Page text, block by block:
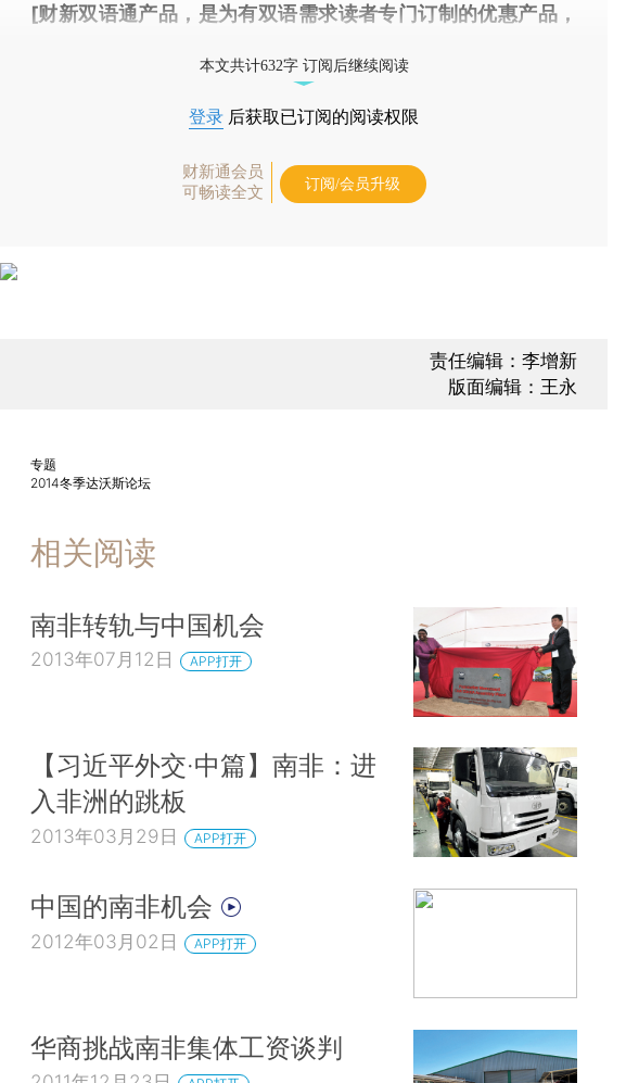
[财新双语通产品，是为有双语需求读者专门订制的优惠产品，
本文共计632字 订阅后继续阅读
登录 后获取已订阅的阅读权限
财新通会员
可畅读全文
订阅/会员升级
责任编辑：李增新
版面编辑：王永
专题
2014冬季达沃斯论坛
相关阅读
南非转轨与中国机会
2013年07月12日 APP打开
【习近平外交·中篇】南非：进
入非洲的跳板
2013年03月29日 APP打开
中国的南非机会
2012年03月02日 APP打开
华商挑战南非集体工资谈判